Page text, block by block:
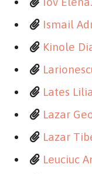
Ismail
Kinole
Lates
Lazar
Lazar
Leuciuc